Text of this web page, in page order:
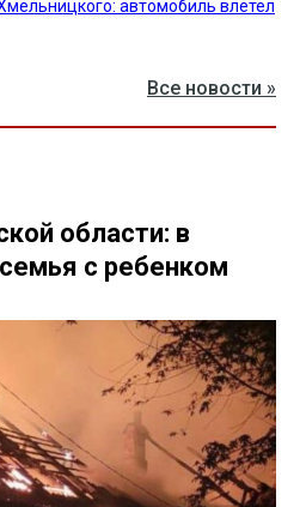
автомобиль влетел
Все новости »
области: в
с ребенком